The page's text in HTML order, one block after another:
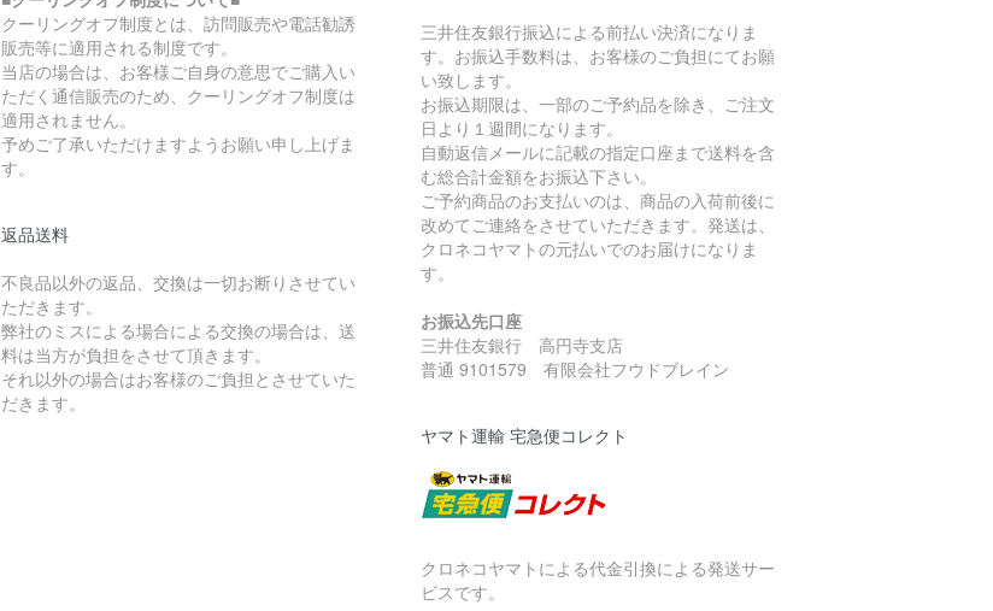
クーリングオフ制度とは、訪問販売や電話勧誘
販売等に適用される制度です。
当店の場合は、お客様ご自身の意思でご購入い
ただく通信販売のため、クーリングオフ制度は
適用されません。
予めご了承いただけますようお願い申し上げま
す。
返品送料
不良品以外の返品、交換は一切お断りさせてい
ただきます。
弊社のミスによる場合による交換の場合は、送
料は当方が負担をさせて頂きます。
それ以外の場合はお客様のご負担とさせていた
だきます。
三井住友銀行振込による前払い決済になりま
す。お振込手数料は、お客様のご負担にてお願
い致します。
お振込期限は、一部のご予約品を除き、ご注文
日より１週間になります。
自動返信メールに記載の指定口座まで送料を含
む総合計金額をお振込下さい。
ご予約商品のお支払いのは、商品の入荷前後に
改めてご連絡をさせていただきます。発送は、
クロネコヤマトの元払いでのお届けになりま
す。
お振込先口座
三井住友銀行 高円寺支店
普通 9101579 有限会社フウドブレイン
ヤマト運輸 宅急便コレクト
クロネコヤマトによる代金引換による発送サー
ビスです。